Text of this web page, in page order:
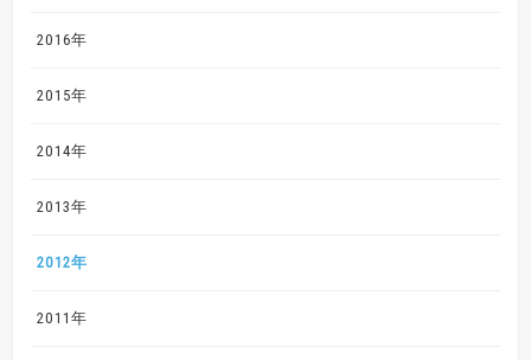
2016年
2015年
2014年
2013年
2012年
2011年